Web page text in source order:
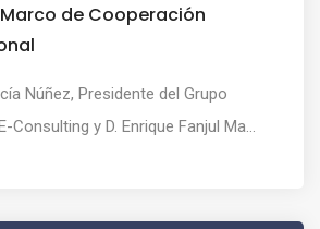
de Cooperación
Núñez, Presidente del Grupo
Consulting y D. Enrique Fanjul Ma...